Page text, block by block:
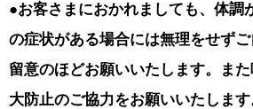
●お客さまにおかれましても、 体調
の症状がある場合には無理をせず
留意のほどお願いいたします。また
大防止のご協力をお願いいたします